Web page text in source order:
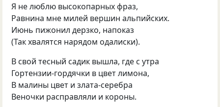
Я не люблю высокопарных фраз,
Равнина мне милей вершин альпийских.
Июнь пижонил дерзко, напоказ
(Так хвалятся нарядом одалиски).
В свой тесный садик вышла, где с утра
Гортензии-гордячки в цвет лимона,
В малины цвет и злата-серебра
Веночки расправляли и короны.